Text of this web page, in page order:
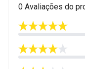
0 Avaliações do